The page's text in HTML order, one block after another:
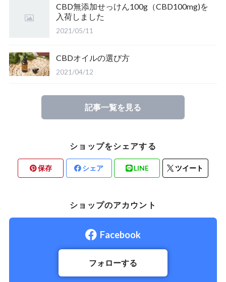
CBD無添加せっけん100g（CBD100mg)を
入荷しました
2021/05/11
CBDオイルの選び方
2021/04/12
記事一覧を見る
ショップをシェアする
保存 シェア LINE ツイート
ショップのアカウント
Facebook
フォローする